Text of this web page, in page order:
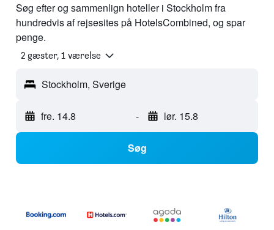
Søg efter og sammenlign hoteller i Stockholm fra
hundredvis af rejsesites på HotelsCombined, og spar
penge.
2 gæster, 1 værelse
Stockholm, Sverige
fre. 14.8 - lør. 15.8
Søg